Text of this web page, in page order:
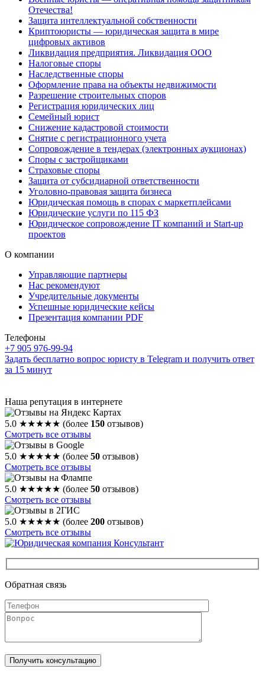
Отечества!
Защита интеллектуальной собственности
Криптоюристы — юридическая защита в мире
цифровых активов
Ликвидация предприятия. Ликвидация ООО
Налоговые споры
Наследственные споры
Оформление права на объекты недвижимости
Разрешение строительных споров
Регистрация юридических лиц
Семейный юрист
Снижение кадастровой стоимости
Снятие с регистрационного учета
Сопровождение в тендерах (электронных аукционах)
Споры с застройщиками
Страховые споры
Защита от субсидиарной ответственности
Уголовно-правовая защита бизнеса
Юридическая помощь в спорах с маркетплейсами
Юридические услуги по 115 ФЗ
Юридическое сопровождение IT компаний и Start-up
проектов
О компании
Управляющие партнеры
Нас рекомендуют
Учредительные документы
Успешные юридические кейсы
Презентация компании PDF
Телефоны
+7 905 976-99-94
Задать бесплатно вопрос юристу в Telegram и получить ответ
за 15 минут
Наша репутация в интернете
5.0 ★★★★★ (более 150 отзывов)
Смотреть все отзывы
5.0 ★★★★★ (более 50 отзывов)
Смотреть все отзывы
5.0 ★★★★★ (более 50 отзывов)
Смотреть все отзывы
5.0 ★★★★★ (более 200 отзывов)
Смотреть все отзывы
Обратная связь